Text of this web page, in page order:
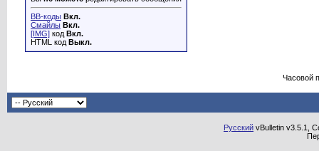
BB-коды Вкл.
Смайлы Вкл.
[IMG] код Вкл.
HTML код Выкл.
Часовой
Русский vBulletin v3.5.1,